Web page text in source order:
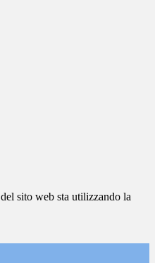
sito web sta utilizzando la